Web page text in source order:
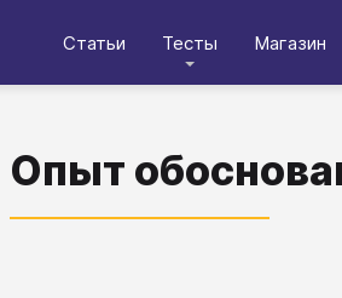
Статьи Тесты Магазин
Опыт